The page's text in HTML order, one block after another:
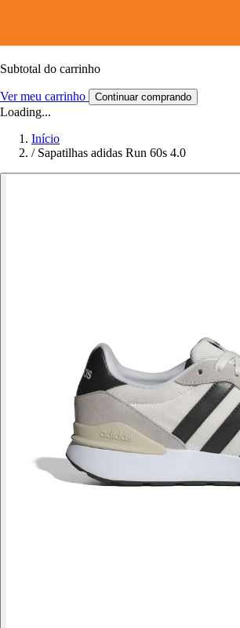
Subtotal do carrinho
Ver meu carrinho Continuar comprando
Loading...
Início
/ Sapatilhas adidas Run 60s 4.0